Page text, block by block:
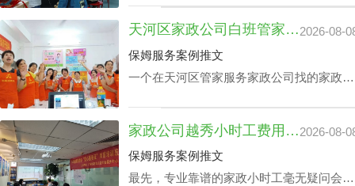
育等，保洁个人独特性增加，其广州家政中
心保洁24小时价格表也会增加。
天河区家政公司白班管家价格：公司声誉引导的收费标准2026-08-
保姆服务案例推文
一个在天河区管家服务家政公司找的家政管
扫卧室、洗衣、洗碗、熨衣等日常事务，还
可以照护老人及带孩子放学，让工作热情高
的人更专心致力工作，那天河区家政公司白
家政公司越秀小时工费用：业务专业技能真的影响吗？2026-08-
保姆服务案例推文
最先，专业靠谱的家政小时工毫无疑问会比